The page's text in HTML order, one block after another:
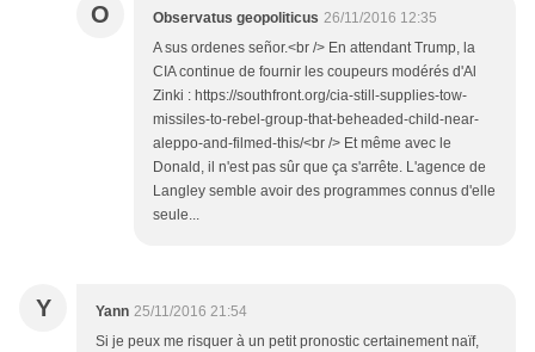
O Observatus geopoliticus 26/11/2016 12:35
A sus ordenes señor.<br /> En attendant Trump, la
CIA continue de fournir les coupeurs modérés d'Al
Zinki : https://southfront.org/cia-still-supplies-tow-
missiles-to-rebel-group-that-beheaded-child-near-
aleppo-and-filmed-this/<br /> Et même avec le
Donald, il n'est pas sûr que ça s'arrête. L'agence de
Langley semble avoir des programmes connus d'elle
seule...
Y Yann 25/11/2016 21:54
Si je peux me risquer à un petit pronostic certainement naïf,